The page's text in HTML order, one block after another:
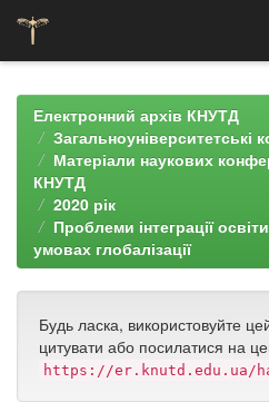
navigationЕлектронний архів КНУТД
Загальноуніверситетські
Матеріали наукових
КНУТД
2020 рік
Проблеми інтеграції
умовах глобалізації
Будь ласка, використовуйте
цитувати або посилатися на
https://er.knutd.edu.ua/